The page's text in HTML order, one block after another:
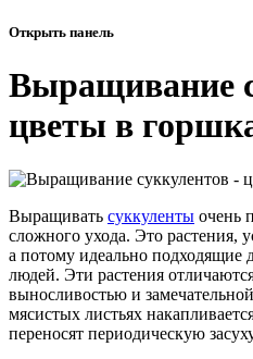
Открыть панель
Выращивание
цветы в
Выращивать суккуленты очень
сложного ухода. Это растения,
а потому идеально подходящие
людей. Эти растения
выносливостью и
мясистых листьях
переносят периодическую